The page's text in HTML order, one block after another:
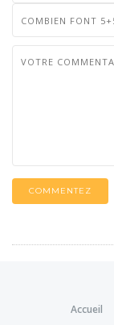
COMMENTEZ
Accueil